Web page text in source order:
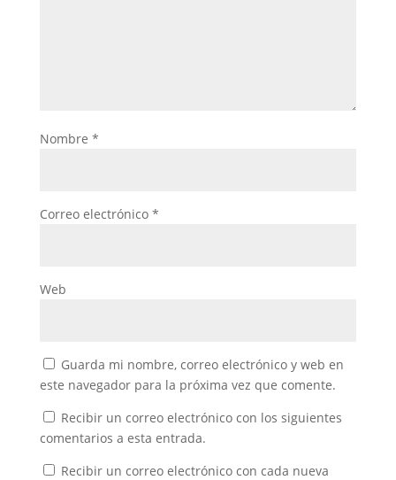
Nombre *
Correo electrónico *
Web
Guarda mi nombre, correo electrónico y web en
este navegador para la próxima vez que comente.
Recibir un correo electrónico con los siguientes
comentarios a esta entrada.
Recibir un correo electrónico con cada nueva